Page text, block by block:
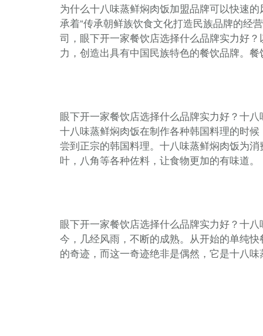
为什么十八味蒸鲜焖肉饭加盟品牌可以快速
承着“传承朝鲜族饮食文化打造民族品牌的经
司，眼下开一家餐饮店选择什么品牌实力好
力，创造出具有中国民族特色的餐饮品牌。
眼下开一家餐饮店选择什么品牌实力好？十
十八味蒸鲜焖肉饭在制作各种韩国料理的时
尝到正宗的韩国料理。十八味蒸鲜焖肉饭为
叶，八角等各种佐料，让食物更加的有味道。
眼下开一家餐饮店选择什么品牌实力好？十
今，几经风雨，不断的成熟。从开始的单纯
的奇迹，而这一奇迹绝非是偶然，它是十八